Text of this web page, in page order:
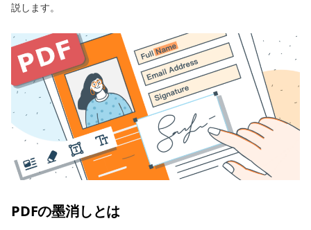
説します。
PDFの墨消しとは